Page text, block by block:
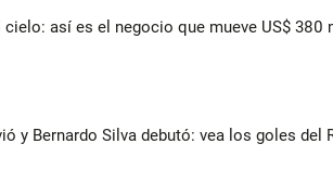
cielo: así es el negocio que mueve US$ 380
y Bernardo Silva debutó: vea los goles del